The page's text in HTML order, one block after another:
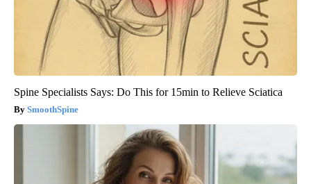
Spine Specialists Says: Do This for 15min to Relieve Sciatica
SmoothSpine